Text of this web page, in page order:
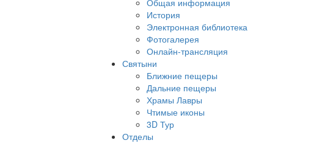
Общая информация
История
Электронная библиотека
Фотогалерея
Онлайн-трансляция
Святыни
Ближние пещеры
Дальние пещеры
Храмы Лавры
Чтимые иконы
3D Тур
Отделы